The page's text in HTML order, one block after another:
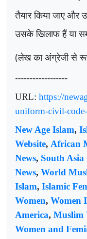
तैयार किया जाए और
उसके खिलाफ हैं या
(लेख का अंग्रेजी से
------------------
URL: https://
uniform-civil-
New Age Islam,
Website, African
News, South Asia
News, World
Islam, Islamic
Women, Women
America, Muslim
Women and